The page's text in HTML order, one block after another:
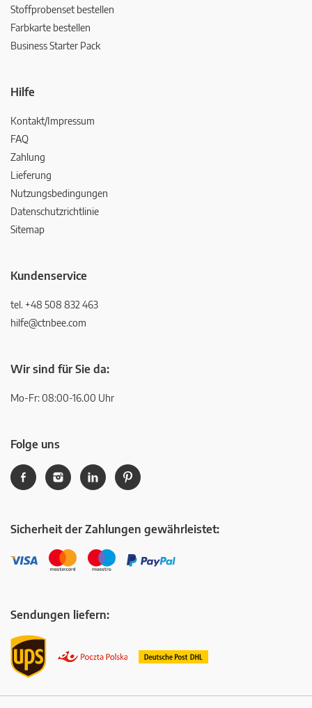
Stoffprobenset bestellen
Farbkarte bestellen
Business Starter Pack
Hilfe
Kontakt/Impressum
FAQ
Zahlung
Lieferung
Nutzungsbedingungen
Datenschutzrichtlinie
Sitemap
Kundenservice
tel. +48 508 832 463
hilfe@ctnbee.com
Wir sind für Sie da:
Mo-Fr: 08:00-16.00 Uhr
Folge uns
Sicherheit der Zahlungen gewährleistet:
Sendungen liefern: